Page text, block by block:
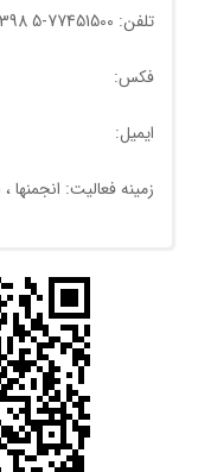
تلفن: 77451500-5 77240398
فکس:
ایمیل:
زمینه فعالیت: انجمنها